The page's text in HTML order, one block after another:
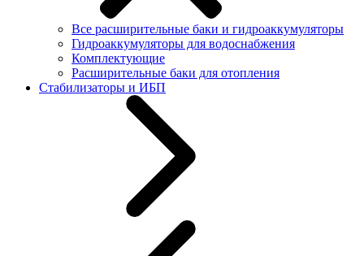
Все расширительные баки и гидроаккумуляторы
Гидроаккумуляторы для водоснабжения
Комплектующие
Расширительные баки для отопления
Стабилизаторы и ИБП